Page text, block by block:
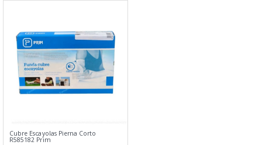
Cubre Escayolas Pierna Corto
R585182 Prim